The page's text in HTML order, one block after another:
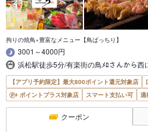
拘りの焼鳥×豊富なメニュー【鳥ばっちり】
3001～4000円
浜松駅徒歩5分/有楽街の鳥ﾒﾛさんから西
【アプリ予約限定】最大800ポイント還元対象店
ポイントプラス対象店
スマート支払い可 適
クーポン